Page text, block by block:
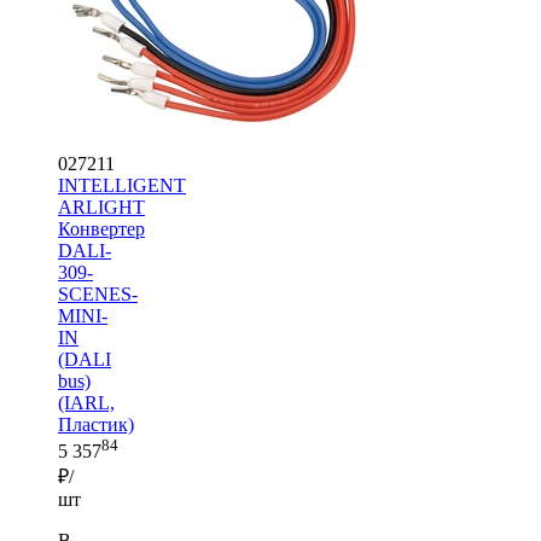
027211
INTELLIGENT
ARLIGHT
Конвертер
DALI-
309-
SCENES-
MINI-
IN
(DALI
bus)
(IARL,
Пластик)
5 35784
₽/
шт